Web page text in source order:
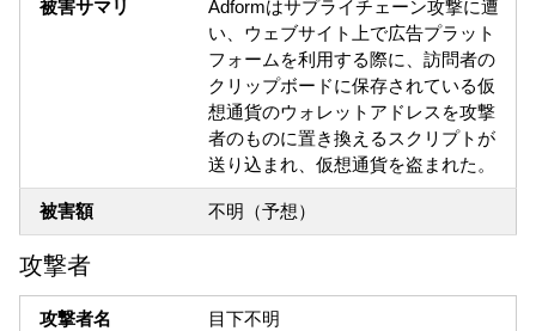
被害サマリ
Adformはサプライチェーン攻撃に遭
い、ウェブサイト上で広告プラット
フォームを利用する際に、訪問者の
クリップボードに保存されている仮
想通貨のウォレットアドレスを攻撃
者のものに置き換えるスクリプトが
送り込まれ、仮想通貨を盗まれた。
被害額 不明（予想）
攻撃者
攻撃者名 目下不明